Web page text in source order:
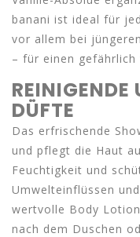
banani ist ideal für
vor allem bei
– für einen
REINIGENDE
DÜFTE
Das erfrischende
und pflegt die Haut
Feuchtigkeit und
Umwelteinflüssen
wertvolle Body
nach dem Duschen